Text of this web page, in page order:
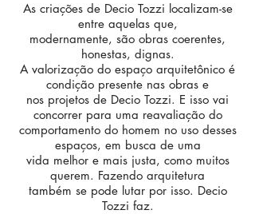
As criações de Decio Tozzi localizam-se
entre aquelas que,
modernamente, são obras coerentes,
honestas, dignas.
A valorização do espaço arquitetônico é
condição presente nas obras e
nos projetos de Decio Tozzi. E isso vai
concorrer para uma reavaliação do
comportamento do homem no uso desses
espaços, em busca de uma
vida melhor e mais justa, como muitos
querem. Fazendo arquitetura
também se pode lutar por isso. Decio
Tozzi faz.